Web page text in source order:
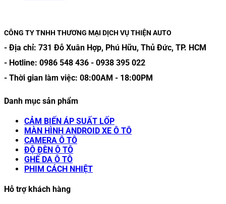
CÔNG TY TNHH THƯƠNG MẠI DỊCH VỤ THIỆN AUTO
- Địa chỉ: 731 Đỗ Xuân Hợp, Phú Hữu, Thủ Đức, TP. HCM
- Hotline: 0986 548 436 - 0938 395 022
- Thời gian làm việc: 08:00AM - 18:00PM
Danh mục sản phẩm
CẢM BIẾN ÁP SUẤT LỐP
MÀN HÌNH ANDROID XE Ô TÔ
CAMERA Ô TÔ
ĐỘ ĐÈN Ô TÔ
GHẾ DA Ô TÔ
PHIM CÁCH NHIỆT
Hỗ trợ khách hàng